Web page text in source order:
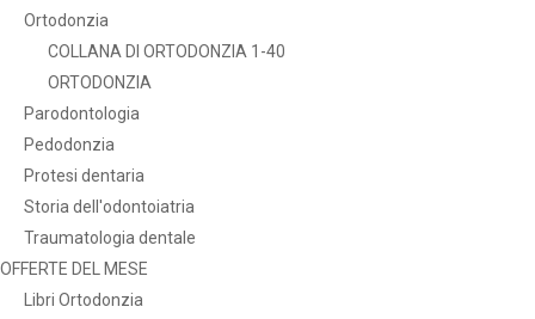
Ortodonzia
COLLANA DI ORTODONZIA 1-40
ORTODONZIA
Parodontologia
Pedodonzia
Protesi dentaria
Storia dell'odontoiatria
Traumatologia dentale
OFFERTE DEL MESE
Libri Ortodonzia